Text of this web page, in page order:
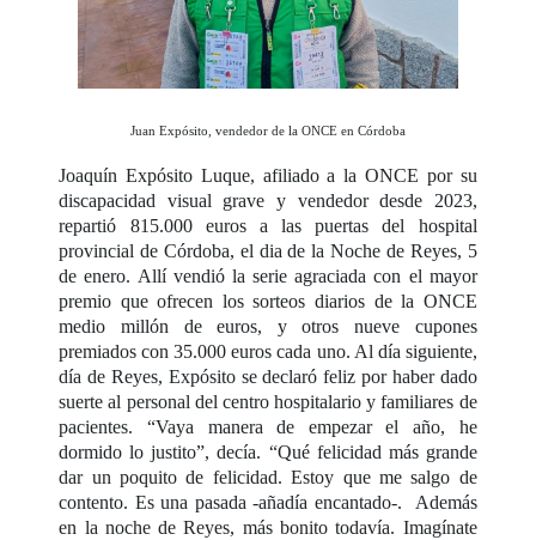
Juan Expósito, vendedor de la ONCE en Córdoba
Joaquín Expósito Luque, afiliado a la ONCE por su
discapacidad visual grave y vendedor desde 2023,
repartió 815.000 euros a las puertas del hospital
provincial de Córdoba, el dia de la Noche de Reyes, 5
de enero. Allí vendió la serie agraciada con el mayor
premio que ofrecen los sorteos diarios de la ONCE
medio millón de euros, y otros nueve cupones
premiados con 35.000 euros cada uno. Al día siguiente,
día de Reyes, Expósito se declaró feliz por haber dado
suerte al personal del centro hospitalario y familiares de
pacientes. “Vaya manera de empezar el año, he
dormido lo justito”, decía. “Qué felicidad más grande
dar un poquito de felicidad. Estoy que me salgo de
contento. Es una pasada -añadía encantado-. Además
en la noche de Reyes, más bonito todavía. Imagínate